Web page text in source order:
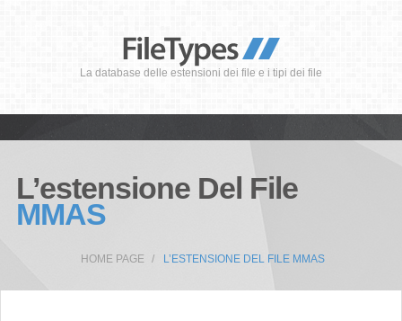
La database delle estensioni dei file e i tipi dei file
L’estensione Del File
MMAS
HOME PAGE L’ESTENSIONE DEL FILE MMAS